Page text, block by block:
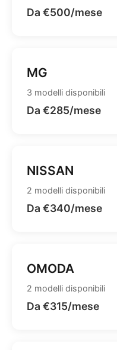
Da €500/mese
MG
3 modelli disponibili
Da €285/mese
NISSAN
2 modelli disponibili
Da €340/mese
OMODA
2 modelli disponibili
Da €315/mese